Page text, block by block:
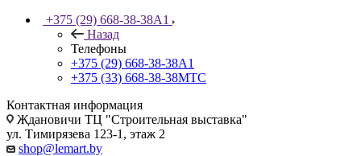
+375 (29) 668-38-38A1
Назад
Телефоны
+375 (29) 668-38-38A1
+375 (33) 668-38-38МТС
Контактная информация
Ждановичи ТЦ "Строительная выставка"
ул. Тимирязева 123-1, этаж 2
shop@lemart.by